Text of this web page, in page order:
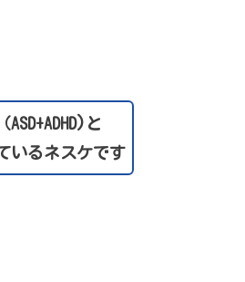
と
いるネスケです